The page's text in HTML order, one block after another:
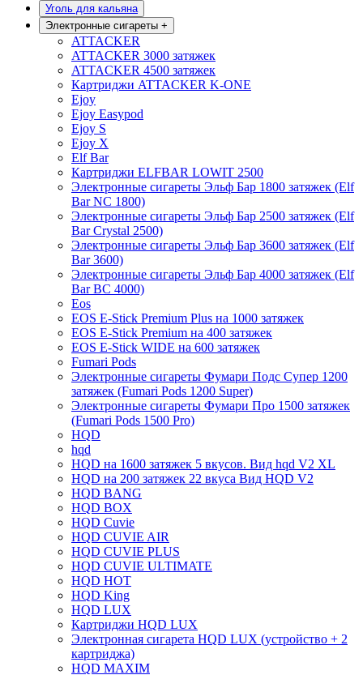
Уголь для кальяна
Электронные сигареты +
ATTACKER
ATTACKER 3000 затяжек
ATTACKER 4500 затяжек
Картриджи ATTACKER K-ONE
Ejoy
Ejoy Easypod
Ejoy S
Ejoy X
Elf Bar
Картриджи ELFBAR LOWIT 2500
Электронные сигареты Эльф Бар 1800 затяжек (Elf
Bar NC 1800)
Электронные сигареты Эльф Бар 2500 затяжек (Elf
Bar Crystal 2500)
Электронные сигареты Эльф Бар 3600 затяжек (Elf
Bar 3600)
Электронные сигареты Эльф Бар 4000 затяжек (Elf
Bar BC 4000)
Eos
EOS E-Stick Premium Plus на 1000 затяжек
EOS E-Stick Premium на 400 затяжек
EOS E-Stick WIDE на 600 затяжек
Fumari Pods
Электронные сигареты Фумари Подс Супер 1200
затяжек (Fumari Pods 1200 Super)
Электронные сигареты Фумари Про 1500 затяжек
(Fumari Pods 1500 Pro)
HQD
hqd
HQD на 1600 затяжек 5 вкусов. Вид hqd V2 XL
HQD на 200 затяжек 22 вкуса Вид HQD V2
HQD BANG
HQD BOX
HQD Cuvie
HQD CUVIE AIR
HQD CUVIE PLUS
HQD CUVIE ULTIMATE
HQD HOT
HQD King
HQD LUX
Картриджи HQD LUX
Электронная сигарета HQD LUX (устройство + 2
картриджа)
HQD MAXIM